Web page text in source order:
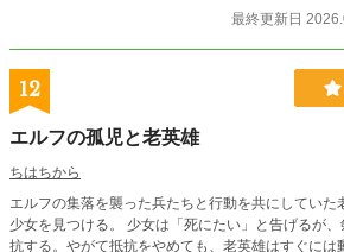
最終更新日
12
エルフの孤児と老英雄
ちはちから
エルフの集落を襲った兵たちと行動を共にしてい
少女を見つける。 少女は「死にたい」と告げるが、剣を向けられると必死に抵
抗する。やがて抵抗をやめても、老英雄はすぐには